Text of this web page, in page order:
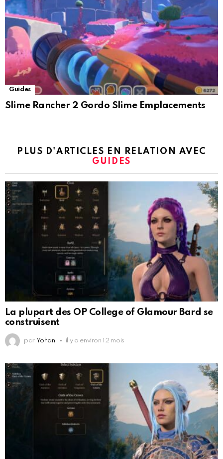
Guides
Slime Rancher 2 Gordo Slime Emplacements
PLUS D'ARTICLES EN RELATION AVEC
GUIDES
La plupart des OP College of Glamour Bard se
construisent
par Yohan il y a environ 12 mois